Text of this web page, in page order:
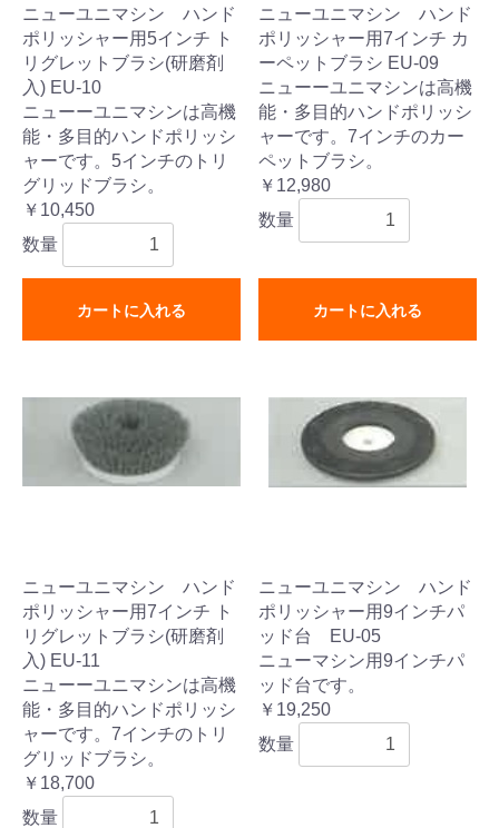
ニューユニマシン ハンド
ポリッシャー用5インチ ト
リグレットブラシ(研磨剤
入) EU-10
ニューーユニマシンは高機
能・多目的ハンドポリッシ
ャーです。5インチのトリ
グリッドブラシ。
￥10,450
数量
カートに入れる
ニューユニマシン ハンド
ポリッシャー用7インチ カ
ーペットブラシ EU-09
ニューーユニマシンは高機
能・多目的ハンドポリッシ
ャーです。7インチのカー
ペットブラシ。
￥12,980
数量
カートに入れる
ニューユニマシン ハンド
ポリッシャー用7インチ ト
リグレットブラシ(研磨剤
入) EU-11
ニューーユニマシンは高機
能・多目的ハンドポリッシ
ャーです。7インチのトリ
グリッドブラシ。
￥18,700
数量
ニューユニマシン ハンド
ポリッシャー用9インチパ
ッド台 EU-05
ニューマシン用9インチパ
ッド台です。
￥19,250
数量